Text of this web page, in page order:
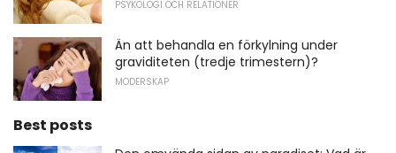
PSYKOLOGI OCH RELATIONER
Än att behandla en förkylning under
graviditeten (tredje trimestern)?
MODERSKAP
Best posts